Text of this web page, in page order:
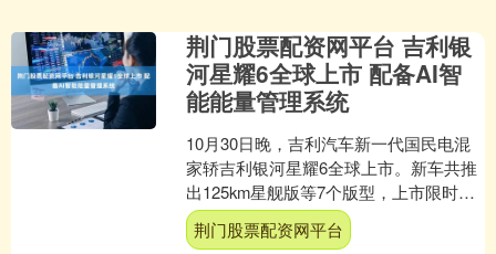
荆门股票配资网平台 吉利银
河星耀6全球上市 配备AI智
能能量管理系统
10月30日晚，吉利汽车新一代国民电混
家轿吉利银河星耀6全球上市。新车共推
出125km星舰版等7个版型，上市限时指
导价为6.88万-9.98万元。 作为吉利银
河....
荆门股票配资网平台